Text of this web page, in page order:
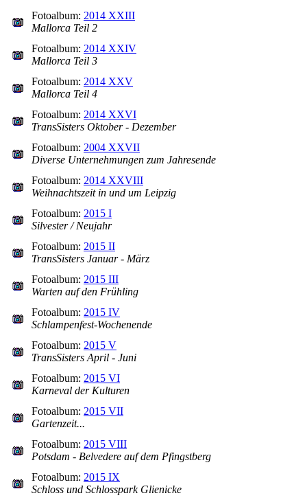
Fotoalbum: 2014 XXIII
Mallorca Teil 2
Fotoalbum: 2014 XXIV
Mallorca Teil 3
Fotoalbum: 2014 XXV
Mallorca Teil 4
Fotoalbum: 2014 XXVI
TransSisters Oktober - Dezember
Fotoalbum: 2004 XXVII
Diverse Unternehmungen zum Jahresende
Fotoalbum: 2014 XXVIII
Weihnachtszeit in und um Leipzig
Fotoalbum: 2015 I
Silvester / Neujahr
Fotoalbum: 2015 II
TransSisters Januar - März
Fotoalbum: 2015 III
Warten auf den Frühling
Fotoalbum: 2015 IV
Schlampenfest-Wochenende
Fotoalbum: 2015 V
TransSisters April - Juni
Fotoalbum: 2015 VI
Karneval der Kulturen
Fotoalbum: 2015 VII
Gartenzeit...
Fotoalbum: 2015 VIII
Potsdam - Belvedere auf dem Pfingstberg
Fotoalbum: 2015 IX
Schloss und Schlosspark Glienicke